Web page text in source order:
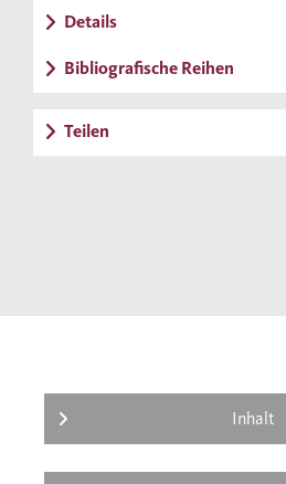
Details
Bibliografische Reihen
Teilen
Inhalt